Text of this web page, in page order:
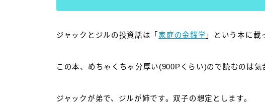
ジャックとジルの投資話は「 家庭の金銭学 」という本に載
この本、めちゃくちゃ分厚い(900Pくらい)ので読むのは
ジャックが弟で、ジルが姉です。双子の想定とします。